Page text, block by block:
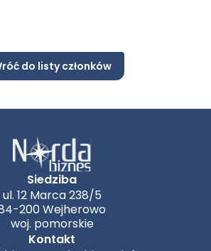
do listy członków
Siedziba
ul. 12 Marca 238/5
200 Wejherowo
woj. pomorskie
Kontakt